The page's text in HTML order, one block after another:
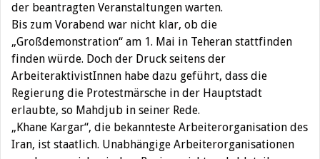
der beantragten Veranstaltungen warten.
Bis zum Vorabend war nicht klar, ob die
„Großdemonstration“ am 1. Mai in Teheran stattfinden
finden würde. Doch der Druck seitens der
ArbeiteraktivistInnen habe dazu geführt, dass die
Regierung die Protestmärsche in der Hauptstadt
erlaubte, so Mahdjub in seiner Rede.
„Khane Kargar“, die bekannteste Arbeiterorganisation des
Iran, ist staatlich. Unabhängige Arbeiterorganisationen